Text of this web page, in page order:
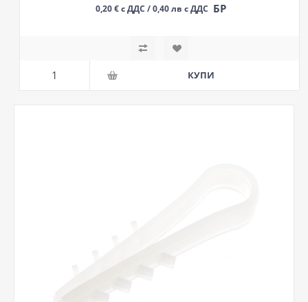
0,20 € с ДДС / 0,40 лв с ДДС БР